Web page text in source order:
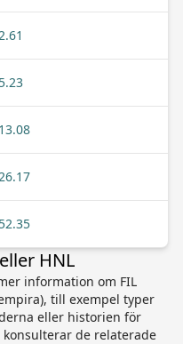
5.23
13.08
52.35
HNL
information om FIL
till exempel typer
eller historien för
de relaterade